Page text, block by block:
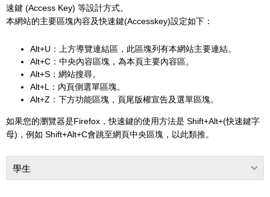
速鍵 (Access Key) 等設計方式。
本網站的主要區塊內容及快速鍵(Accesskey)設定如下：
Alt+U：上方導覽連結區，此區塊列有本網站主要連結。
Alt+C：中央內容區塊，為本頁主要內容區。
Alt+S：網站搜尋。
Alt+L：內頁側選單區塊。
Alt+Z：下方功能區塊，頁尾版權宣告及選單區塊。
如果您的瀏覽器是Firefox，快速鍵的使用方法是 Shift+Alt+(快速鍵字
母)，例如 Shift+Alt+C會跳至網頁中央區塊，以此類推。
學生